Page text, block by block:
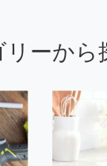
リーから